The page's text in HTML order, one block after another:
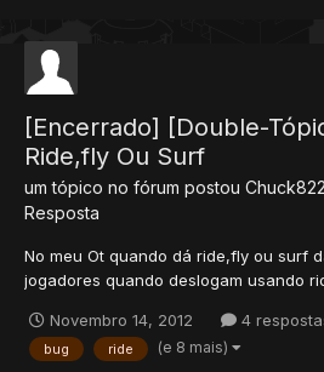
[Encerrado] [Double-
Ride,fly Ou Surf
um tópico no fórum postou
Resposta
No meu Ot quando dá ride,fly ou surf
jogadores quando deslogam usando
Novembro 14, 2012
4
bug ride (e 8 mais)